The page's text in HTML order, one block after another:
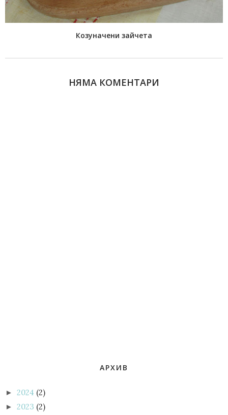
Козуначени зайчета
НЯМА КОМЕНТАРИ
АРХИВ
► 2024 (2)
► 2023 (2)